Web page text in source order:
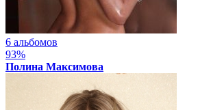
6 альбомов
93%
Полина Максимова